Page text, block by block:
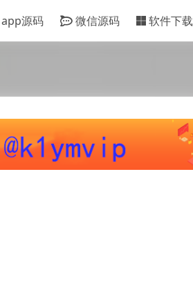
app源码 微信源码 软件下载